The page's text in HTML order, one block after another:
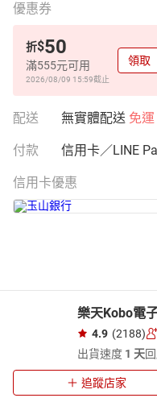
優惠券
折$50
滿555元可用
2026/08/09 15:59截止
領取
配送 無實體配送 免運
付款 信用卡／LINE
信用卡優惠
樂天Kobo電
4.9 (2188)
出貨速度 1 天
追蹤店家